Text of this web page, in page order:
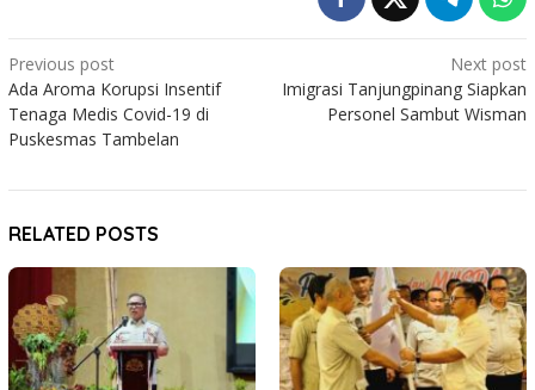
Post
navigation
Previous post
Ada Aroma Korupsi Insentif
Tenaga Medis Covid-19 di
Puskesmas Tambelan
Next post
Imigrasi Tanjungpinang Siapkan
Personel Sambut Wisman
RELATED POSTS